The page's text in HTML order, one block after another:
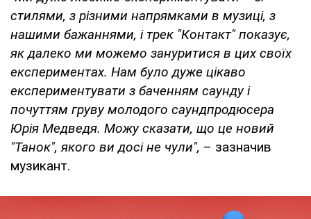
стилями, з різними напрямками в музиці, з
нашими бажаннями, і трек "Контакт" показує,
як далеко ми можемо зануритися в цих своїх
експериментах. Нам було дуже цікаво
експериментувати з баченням саунду і
почуттям груву молодого саундпродюсера
Юрія Медведя. Можу сказати, що це новий
"Танок", якого ви досі не чули", – зазначив
музикант.